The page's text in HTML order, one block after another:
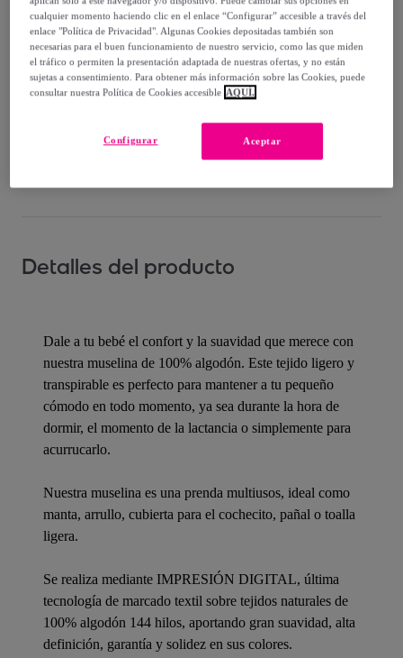
Entrega desde2,95 €
Gratis desde 39,94 € de compra
13/08
Detalles del producto
Dale a tu bebé el confort y la suavidad que merece con
nuestra muselina de 100% algodón. Este tejido ligero y
transpirable es perfecto para mantener a tu pequeño
cómodo en todo momento, ya sea durante la hora de
dormir, el momento de la lactancia o simplemente para
acurrucarlo.
Nuestra muselina es una prenda multiusos, ideal como
manta, arrullo, cubierta para el cochecito, pañal o toalla
ligera.
Se realiza mediante IMPRESIÓN DIGITAL, última
tecnología de marcado textil sobre tejidos naturales de
100% algodón 144 hilos, aportando gran suavidad, alta
definición, garantía y solidez en sus colores.
cualquier momento haciendo clic en el enlace “Configurar” accesible a través del
enlace "Política de Privacidad". Algunas Cookies depositadas también son
necesarias para el buen funcionamiento de nuestro servicio, como las que miden
el tráfico o permiten la presentación adaptada de nuestras ofertas, y no están
sujetas a consentimiento. Para obtener más información sobre las Cookies, puede
consultar nuestra Política de Cookies accesible AQUÍ.
Aceptar
Configurar